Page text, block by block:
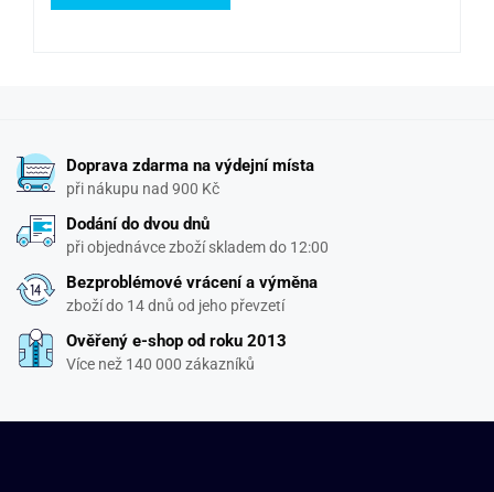
Doprava zdarma na výdejní místa
při nákupu nad 900 Kč
Dodání do dvou dnů
při objednávce zboží skladem do 12:00
Bezproblémové vrácení a výměna
zboží do 14 dnů od jeho převzetí
Ověřený e-shop od roku 2013
Více než 140 000 zákazníků